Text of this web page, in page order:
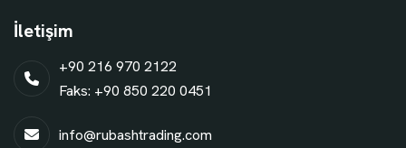
İletişim
+90 216 970 2122
Faks: +90 850 220 0451
info@rubashtrading.com